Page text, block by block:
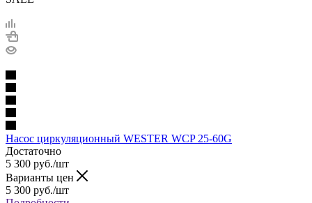
Насос циркуляционный WESTER WCP 25-60G
Достаточно
5 300 руб./шт
Варианты цен
5 300 руб./шт